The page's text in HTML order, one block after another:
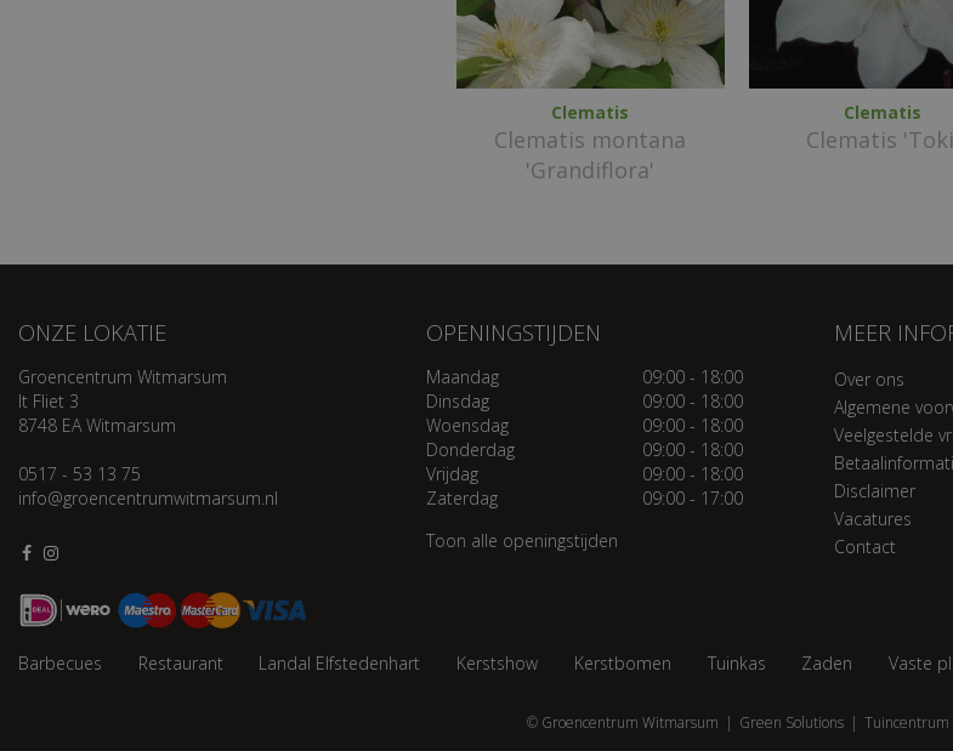
Clematis
Clematis montana
'Grandiflora'
Clematis
Clematis
ONZE LOKATIE
Groencentrum Witmarsum
It Fliet 3
8748 EA Witmarsum
0517 - 53 13 75
info@groencentrumwitmarsum.nl
OPENINGSTIJDEN
Maandag
09:00 - 18:00
Dinsdag
09:00 - 18:00
Woensdag
09:00 - 18:00
Donderdag
09:00 - 18:00
Vrijdag
09:00 - 18:00
Zaterdag
09:00 - 17:00
Toon alle openingstijden
MEER
Over ons
Algemene
Veelgestelde
Disclaimer
Vacatures
Contact
Barbecues Restaurant Landal Elfstedenhart Kerstshow Kerstbomen Tuinkas Zaden Vaste
© Groencentrum Witmarsum Green Solutions